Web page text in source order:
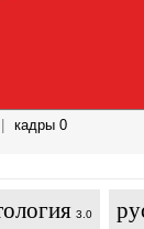
кадры 0
3.0